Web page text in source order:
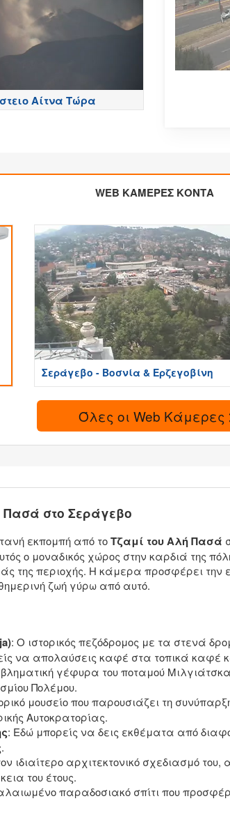
Αίτνα Τώρα
WEB ΚΑΜΕΡΕΣ ΚΟΝΤΑ
Σεράγεβο - Βοσνία & Ερζεγοβίνη
Όλες οι Web Κάμερες
στο Σεράγεβο
εκπομπή από τοΤζαμί του Αλή Πασά
ο μοναδικός χώρος στην καρδιά της
της περιοχής. Η κάμερα προσφέρει
ζωή γύρω από αυτό.
: Ο ιστορικός πεζόδρομος με τα στενά
να απολαύσεις καφέ στα τοπικά καφέ
γέφυρα του ποταμού
Πολέμου.
μουσείο που παρουσιάζει τη
Αυτοκρατορίας.
: Εδώ μπορείς να δεις εκθέματα από
ιδιαίτερο αρχιτεκτονικό σχεδιασμό του,
του έτους.
παραδοσιακό σπίτι που